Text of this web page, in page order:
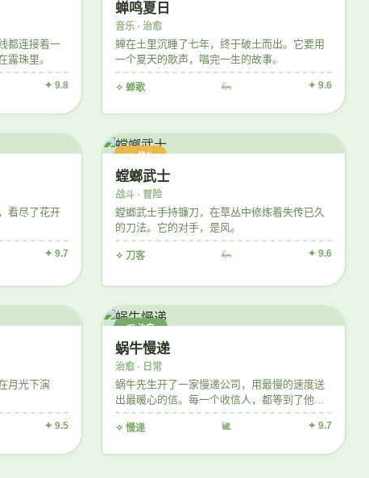
都连接着一
露珠里。
✦ 9.8
蝉鸣夏日
音乐 · 治愈
蝉在土里沉睡了七年，终于破土而出。它要用
一个夏天的歌声，唱完一生的故事。
✧ 蝉歌 🦗 ✦ 9.6
看尽了花开
✦ 9.7
⚔️ 战斗
螳螂武士
战斗 · 冒险
螳螂武士手持镰刀，在草丛中修炼着失传已久
的刀法。它的对手，是风。
✧ 刀客 🦗 ✦ 9.6
月光下演
✦ 9.5
📮 治愈
蜗牛慢递
治愈 · 日常
蜗牛先生开了一家慢递公司，用最慢的速度送
出最暖心的信。每一个收信人，都等到了他们
想要的答案。
✧ 慢递 🐌 ✦ 9.7